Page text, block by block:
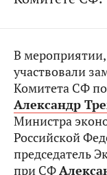
В
участвовали
Комитета СФ
Александр
Министра
Российской
председатель
при СФ